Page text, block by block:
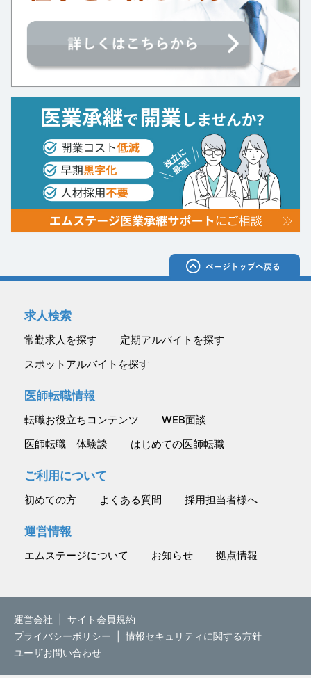
求人検索
常勤求人を探す
定期アルバイトを探す
スポットアルバイトを探す
医師転職情報
転職お役立ちコンテンツ
WEB面談
医師転職 体験談
はじめての医師転職
ご利用について
初めての方 よくある質問 採用担当者様へ
運営情報
エムステージについて お知らせ 拠点情報
運営会社
サイト会員規約
プライバシーポリシー
情報セキュリティに関する方針
ユーザお問い合わせ